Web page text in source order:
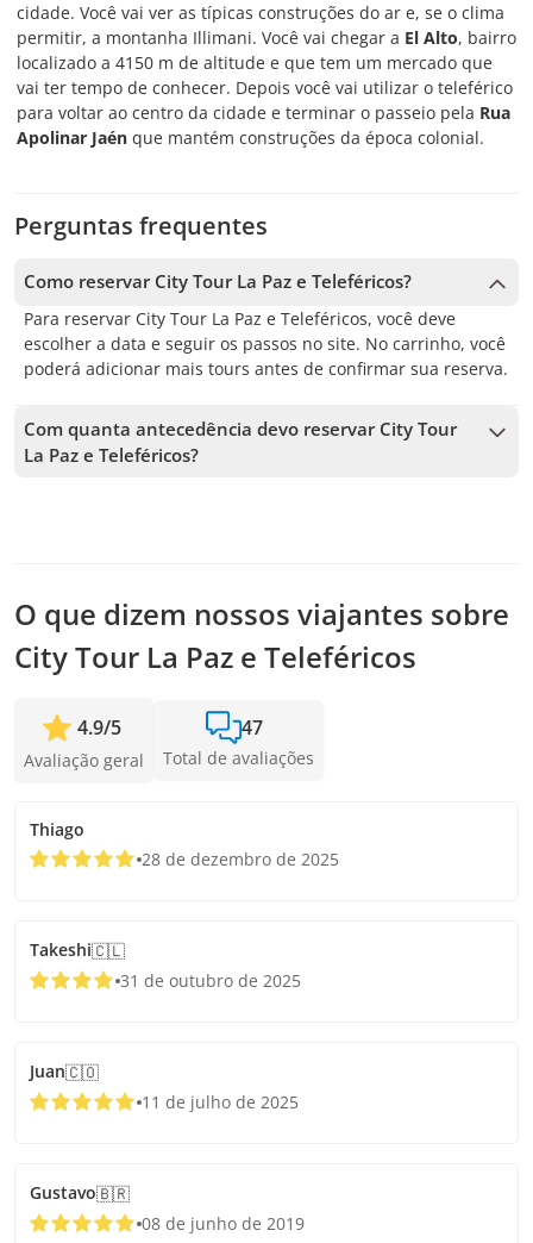
cidade. Você vai ver as típicas construções do ar e, se o clima
permitir, a montanha Illimani. Você vai chegar a El Alto, bairro
localizado a 4150 m de altitude e que tem um mercado que
vai ter tempo de conhecer. Depois você vai utilizar o teleférico
para voltar ao centro da cidade e terminar o passeio pela Rua
Apolinar Jaén que mantém construções da época colonial.
Perguntas frequentes
Como reservar City Tour La Paz e Teleféricos?
Para reservar City Tour La Paz e Teleféricos, você deve
escolher a data e seguir os passos no site. No carrinho, você
poderá adicionar mais tours antes de confirmar sua reserva.
Com quanta antecedência devo reservar City Tour
La Paz e Teleféricos?
O que dizem nossos viajantes sobre
City Tour La Paz e Teleféricos
4.9/5
Avaliação geral
47
Total de avaliações
Thiago
28 de dezembro de 2025
Takeshi🇨🇱
31 de outubro de 2025
Juan🇨🇴
11 de julho de 2025
Gustavo🇧🇷
08 de junho de 2019